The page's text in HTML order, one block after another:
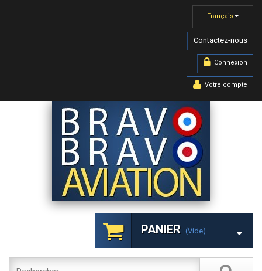
Français
Contactez-nous
Connexion
Votre compte
PANIER (vide)